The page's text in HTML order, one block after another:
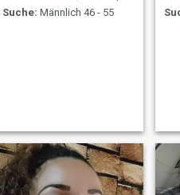
Suche: Männlich 46 - 55